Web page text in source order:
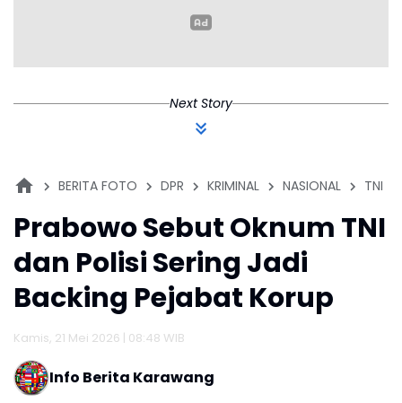
Next Story
BERITA FOTO DPR KRIMINAL NASIONAL TNI
Prabowo Sebut Oknum TNI
dan Polisi Sering Jadi
Backing Pejabat Korup
Kamis, 21 Mei 2026 | 08:48 WIB
Info Berita Karawang